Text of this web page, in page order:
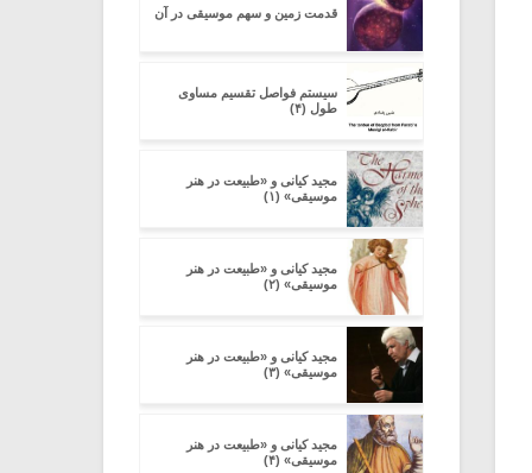
قدمت زمین و سهم موسیقی در آن
سیستم فواصل تقسیم مساوی
طول (۴)
مجید کیانی و «طبیعت در هنر
موسیقی» (۱)
مجید کیانی و «طبیعت در هنر
موسیقی» (۲)
مجید کیانی و «طبیعت در هنر
موسیقی» (۳)
مجید کیانی و «طبیعت در هنر
موسیقی» (۴)
میکلوش روژا